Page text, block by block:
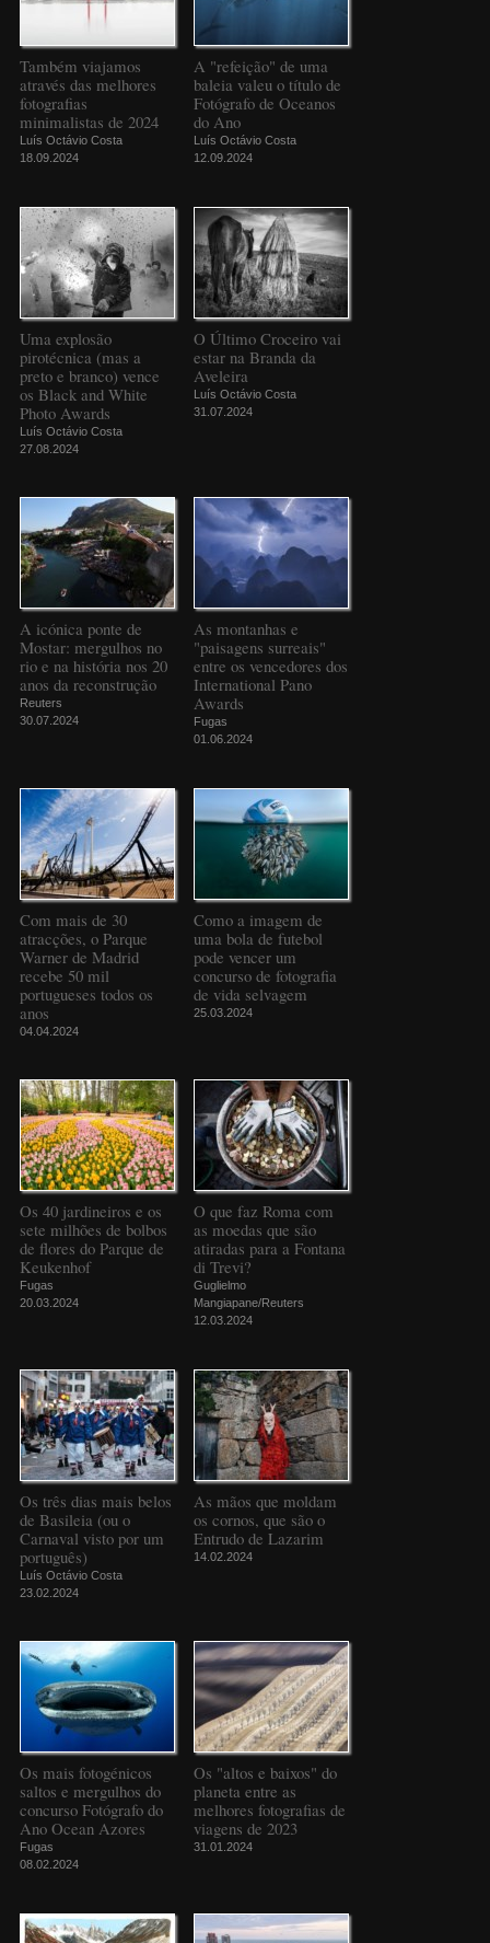
Também viajamos
através das melhores
fotografias
minimalistas de 2024
Luís Octávio Costa
18.09.2024
A "refeição" de uma
baleia valeu o título de
Fotógrafo de Oceanos
do Ano
Luís Octávio Costa
12.09.2024
Uma explosão
pirotécnica (mas a
preto e branco) vence
os Black and White
Photo Awards
Luís Octávio Costa
27.08.2024
O Último Croceiro vai
estar na Branda da
Aveleira
Luís Octávio Costa
31.07.2024
A icónica ponte de
Mostar: mergulhos no
rio e na história nos 20
anos da reconstrução
Reuters
30.07.2024
As montanhas e
"paisagens surreais"
entre os vencedores dos
International Pano
Awards
Fugas
01.06.2024
Com mais de 30
atracções, o Parque
Warner de Madrid
recebe 50 mil
portugueses todos os
anos
04.04.2024
Como a imagem de
uma bola de futebol
pode vencer um
concurso de fotografia
de vida selvagem
25.03.2024
Os 40 jardineiros e os
sete milhões de bolbos
de flores do Parque de
Keukenhof
Fugas
20.03.2024
O que faz Roma com
as moedas que são
atiradas para a Fontana
di Trevi?
Guglielmo
Mangiapane/Reuters
12.03.2024
Os três dias mais belos
de Basileia (ou o
Carnaval visto por um
português)
Luís Octávio Costa
23.02.2024
As mãos que moldam
os cornos, que são o
Entrudo de Lazarim
14.02.2024
Os mais fotogénicos
saltos e mergulhos do
concurso Fotógrafo do
Ano Ocean Azores
Fugas
08.02.2024
Os "altos e baixos" do
planeta entre as
melhores fotografias de
viagens de 2023
31.01.2024